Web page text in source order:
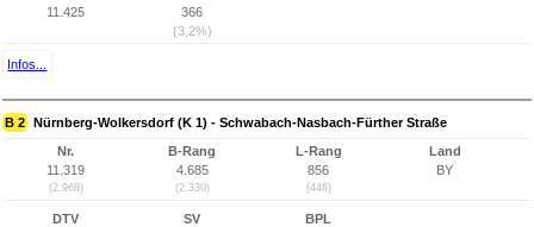
11.425
366
(3,2%)
Infos...
B 2 Nürnberg-Wolkersdorf (K 1) - Schwabach-Nasbach-Fürther Straße
Nr.
11.319
(2.968)
B-Rang
4.685
(2.330)
L-Rang
856
(446)
Land
BY
DTV
SV
BPL